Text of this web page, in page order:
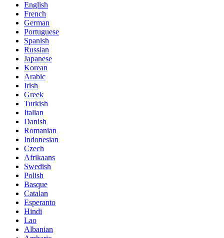
English
French
German
Portuguese
Spanish
Russian
Japanese
Korean
Arabic
Irish
Greek
Turkish
Italian
Danish
Romanian
Indonesian
Czech
Afrikaans
Swedish
Polish
Basque
Catalan
Esperanto
Hindi
Lao
Albanian